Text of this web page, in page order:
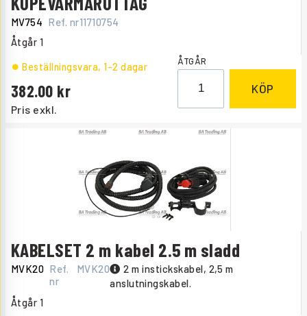
MV754 Ref. nr11710754
Åtgår 1
Pris exkl.
382.00
Beställningsvara, 1-2 dagar ÅTGÅR
KÖP
KABELSET 2 m kabel 2.5 m sladd
MVK20 Ref.
nr
MVK20
2 m instickskabel, 2,5 m
anslutningskabel.
Åtgår 1